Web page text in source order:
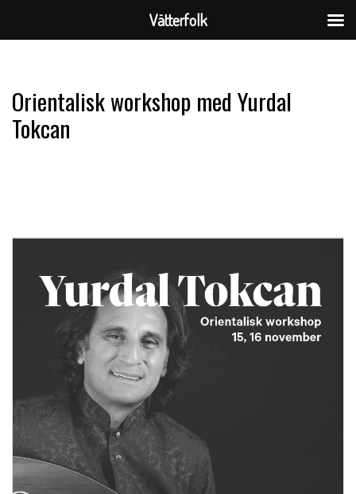
content
Orientalisk workshop med Yurdal
Tokcan
Vätterfolk